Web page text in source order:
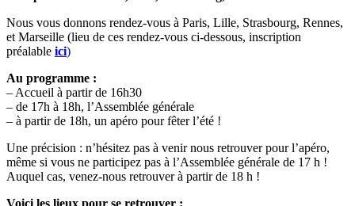
Nous vous donnons rendez-vous à Paris, Lille, Strasbourg, Rennes,
et Marseille (lieu de ces rendez-vous ci-dessous, inscription
préalable ici)
Au programme :
– Accueil à partir de 16h30
– de 17h à 18h, l’Assemblée générale
– à partir de 18h, un apéro pour fêter l’été !
Une précision : n’hésitez pas à venir nous retrouver pour l’apéro,
même si vous ne participez pas à l’Assemblée générale de 17 h !
Auquel cas, venez-nous retrouver à partir de 18 h !
Voici les lieux pour se retrouver :